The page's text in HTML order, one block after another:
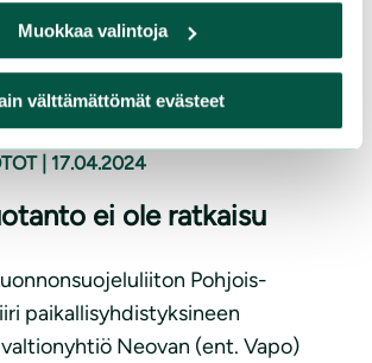
Muokkaa valintoja
välttämättömät evästeet
17.04.2024
ei ole ratkaisu
Pohjois-
paikallisyhdistyksineen
Neovan (ent. Vapo)